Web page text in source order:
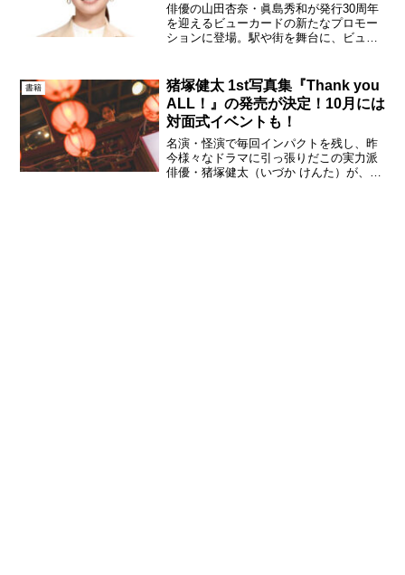
俳優の山田杏奈・眞島秀和が発行30周年
を迎えるビューカードの新たなプロモー
ションに登場。駅や街を舞台に、ビュー
セージを発信。第一弾として、9月から動
画広告「Suicaオー...
書籍
猪塚健太 1st写真集『Thank you
ALL！』の発売が決定！10月には
対面式イベントも！
名演・怪演で毎回インパクトを残し、昨
今様々なドラマに引っ張りだこの実力派
俳優・猪塚健太（いづか けんた）が、待